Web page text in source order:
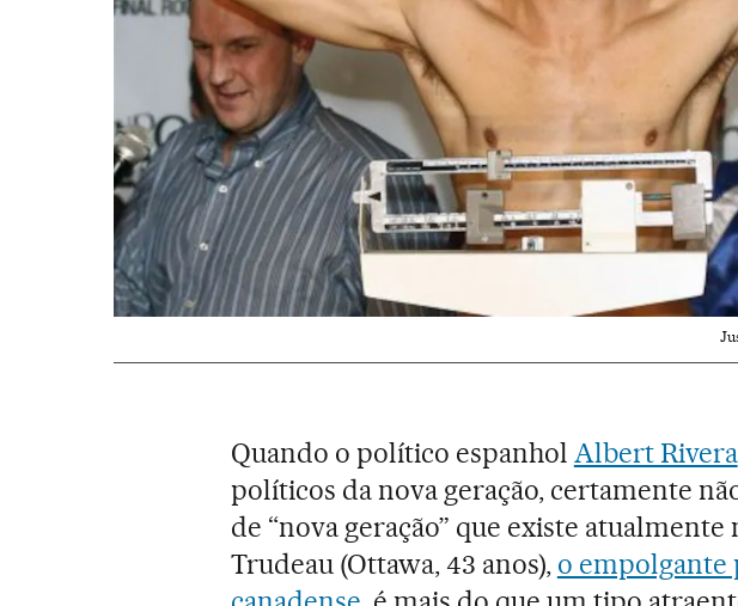
Quando o político espanhol Albert Rivera
políticos da nova geração, certamente
de “nova geração” que existe atualmente
Trudeau (Ottawa, 43 anos), o